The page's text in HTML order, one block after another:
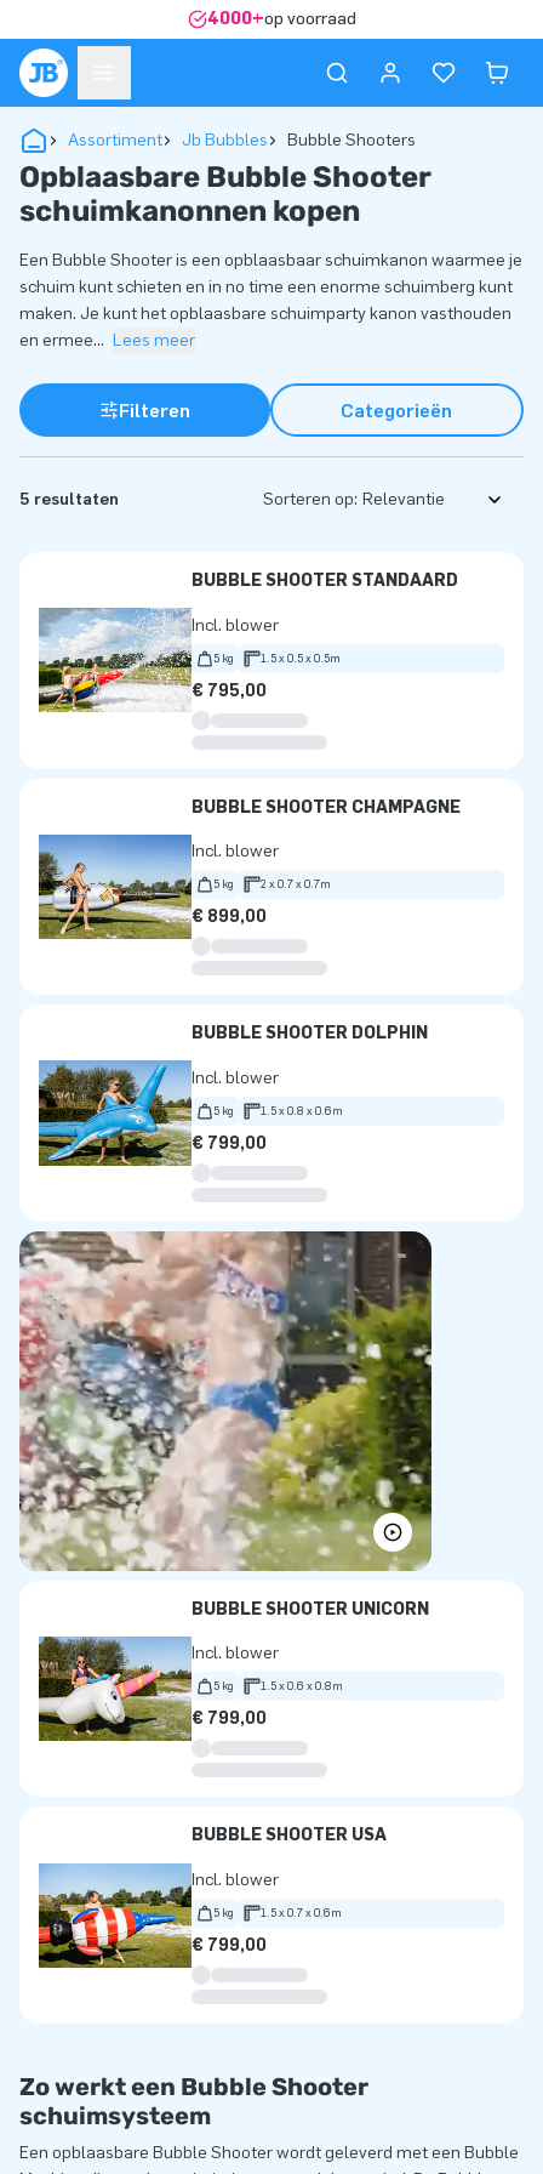
4000+op voorraad
Assortiment Jb Bubbles Bubble Shooters
Opblaasbare Bubble Shooter
schuimkanonnen kopen
Een Bubble Shooter is een opblaasbaar schuimkanon waarmee je
schuim kunt schieten en in no time een enorme schuimberg kunt
maken. Je kunt het opblaasbare schuimparty kanon vasthouden
en ermee... Lees meer
Filteren Categorieën
5 resultaten Sorteren op:
BUBBLE SHOOTER STANDAARD
Incl. blower
5 kg 1.5 x 0.5 x 0.5m
€ 795,00
BUBBLE SHOOTER CHAMPAGNE
Incl. blower
5 kg 2 x 0.7 x 0.7m
€ 899,00
BUBBLE SHOOTER DOLPHIN
Incl. blower
5 kg 1.5 x 0.8 x 0.6m
€ 799,00
BUBBLE SHOOTER UNICORN
Incl. blower
5 kg 1.5 x 0.6 x 0.8m
€ 799,00
BUBBLE SHOOTER USA
Incl. blower
5 kg 1.5 x 0.7 x 0.6m
€ 799,00
Zo werkt een Bubble Shooter
schuimsysteem
Een opblaasbare Bubble Shooter wordt geleverd met een Bubble